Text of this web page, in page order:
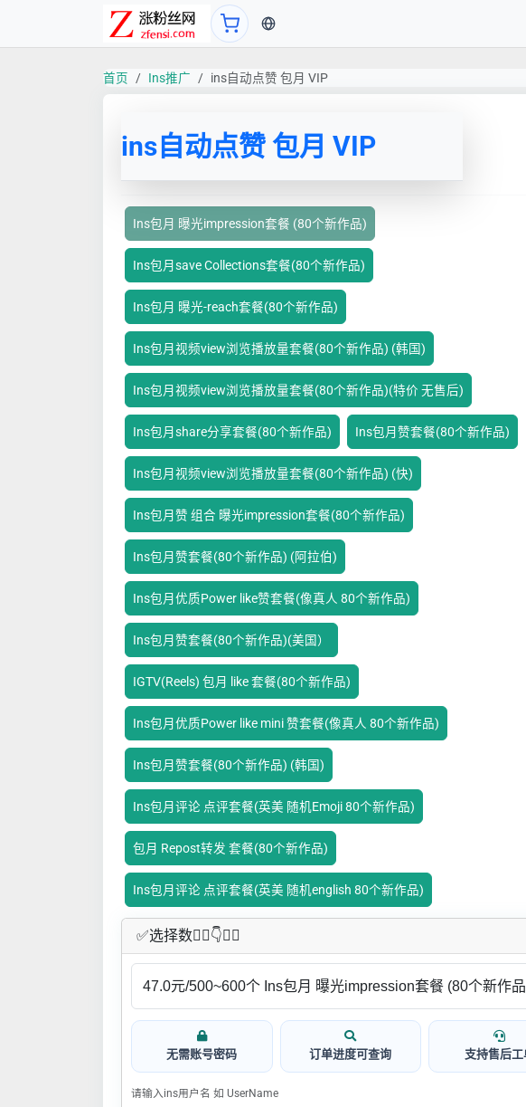
当前语言：中文
首页 Ins推广 ins自动点赞 包月 VIP
ins自动点赞 包月 VIP
Ins包月 曝光impression套餐 (80个新作品)
Ins包月save Collections套餐(80个新作品)
Ins包月 曝光-reach套餐(80个新作品)
Ins包月视频view浏览播放量套餐(80个新作品) (韩国)
Ins包月视频view浏览播放量套餐(80个新作品)(特价 无售后)
Ins包月share分享套餐(80个新作品) Ins包月赞套餐(80个新作品)
Ins包月视频view浏览播放量套餐(80个新作品) (快)
Ins包月赞 组合 曝光impression套餐(80个新作品)
Ins包月赞套餐(80个新作品) (阿拉伯)
Ins包月优质Power like赞套餐(像真人 80个新作品)
Ins包月赞套餐(80个新作品)(美国）
IGTV(Reels) 包月 like 套餐(80个新作品)
Ins包月优质Power like mini 赞套餐(像真人 80个新作品)
Ins包月赞套餐(80个新作品) (韩国)
Ins包月评论 点评套餐(英美 随机Emoji 80个新作品)
包月 Repost转发 套餐(80个新作品)
Ins包月评论 点评套餐(英美 随机english 80个新作品)
✅​选择数👇🏻​​👇👇🏻​​
无需账号密码 订单进度可查询 支持售后工
请输入ins用户名 如 UserName
Ins包